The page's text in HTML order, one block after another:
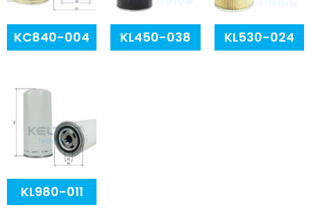
KC840-004 KL450-038 KL530-024
KL980-011